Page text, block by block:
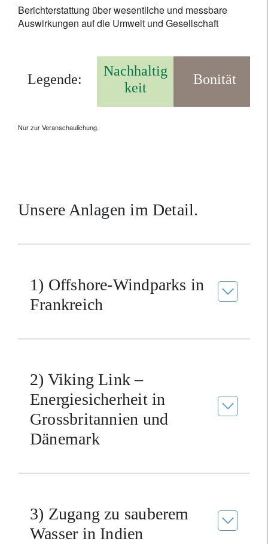
Berichterstattung über wesentliche und messbare
Auswirkungen auf die Umwelt und Gesellschaft
Legende:
Nachhaltig
keit
Bonität
Nur zur Veranschaulichung.
Unsere Anlagen im Detail.
1) Offshore-Windparks in
Frankreich
2) Viking Link –
Energiesicherheit in
Grossbritannien und
Dänemark
3) Zugang zu sauberem
Wasser in Indien